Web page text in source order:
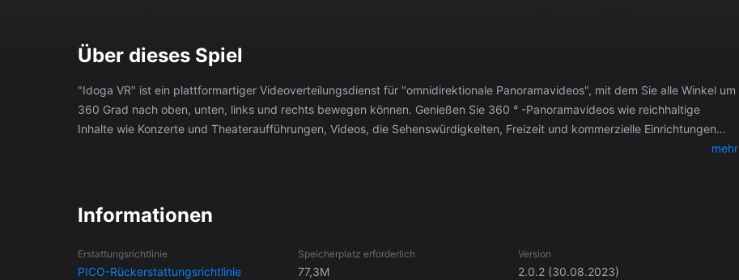
Über dieses Spiel
"Idoga VR" ist ein plattformartiger Videoverteilungsdienst für "omnidirektionale Panoramavideos", mit dem Sie alle Winkel um
360 Grad nach oben, unten, links und rechts bewegen können. Genießen Sie 360 ° -Panoramavideos wie reichhaltige
Inhalte wie Konzerte und Theateraufführungen, Videos, die Sehenswürdigkeiten, Freizeit und kommerzielle Einrichtungen
mehr
Informationen
Erstattungsrichtlinie
PICO-Rückerstattungsrichtlinie
Speicherplatz erforderlich
77,3M
Version
2.0.2(30.08.2023)